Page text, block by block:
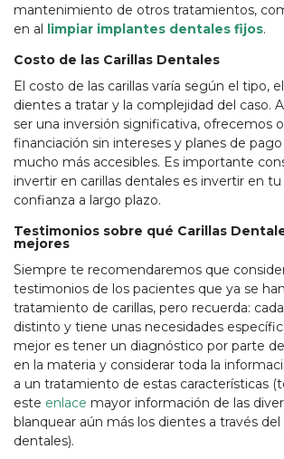
mantenimiento de otros tratamientos,
en al limpiar implantes dentales fijos.
Costo de las Carillas Dentales
El costo de las carillas varía según el tipo,
dientes a tratar y la complejidad del caso.
ser una inversión significativa, ofrecemos
financiación sin intereses y planes de
mucho más accesibles. Es importante
invertir en carillas dentales es invertir en tu
confianza a largo plazo.
Testimonios sobre qué Carillas
mejores
Siempre te recomendaremos que
testimonios de los pacientes que ya se
tratamiento de carillas, pero recuerda:
distinto y tiene unas necesidades
mejor es tener un diagnóstico por parte
en la materia y considerar toda la
a un tratamiento de estas características
este enlace mayor información de las
blanquear aún más los dientes a través del
dentales).